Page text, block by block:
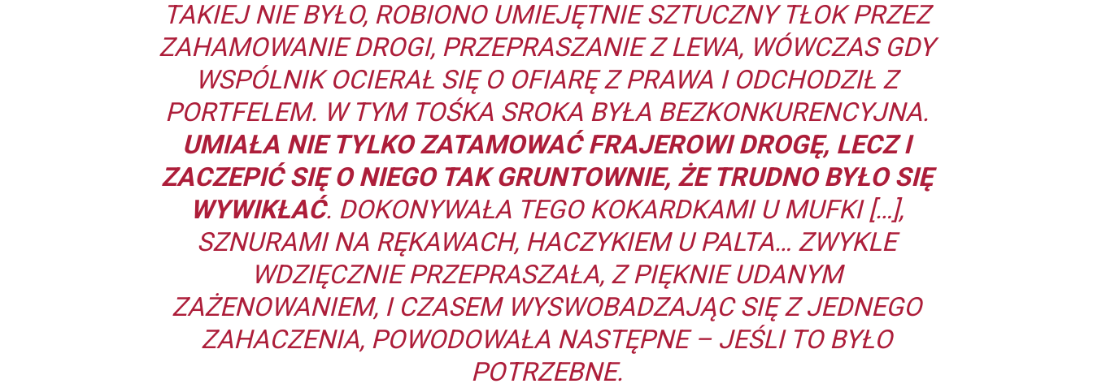
TAKIEJ NIE BYŁO, ROBIONO UMIEJĘTNIE SZTUCZNY TŁOK PRZEZ
ZAHAMOWANIE DROGI, PRZEPRASZANIE Z LEWA, WÓWCZAS GDY
WSPÓLNIK OCIERAŁ SIĘ O OFIARĘ Z PRAWA I ODCHODZIŁ Z
PORTFELEM. W TYM TOŚKA SROKA BYŁA BEZKONKURENCYJNA.
UMIAŁA NIE TYLKO ZATAMOWAĆ FRAJEROWI DROGĘ, LECZ I
ZACZEPIĆ SIĘ O NIEGO TAK GRUNTOWNIE, ŻE TRUDNO BYŁO SIĘ
WYWIKŁAĆ. DOKONYWAŁA TEGO KOKARDKAMI U MUFKI […],
SZNURAMI NA RĘKAWACH, HACZYKIEM U PALTA… ZWYKLE
WDZIĘCZNIE PRZEPRASZAŁA, Z PIĘKNIE UDANYM
ZAŻENOWANIEM, I CZASEM WYSWOBADZAJĄC SIĘ Z JEDNEGO
ZAHACZENIA, POWODOWAŁA NASTĘPNE – JEŚLI TO BYŁO
POTRZEBNE.